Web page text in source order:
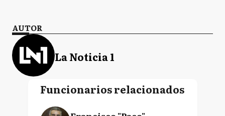
AUTOR
La Noticia 1
Funcionarios relacionados